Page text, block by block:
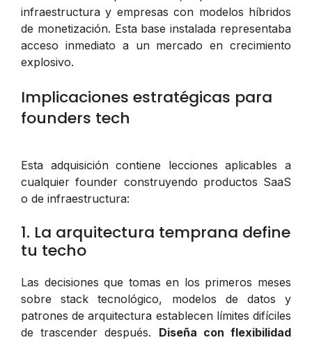
infraestructura y empresas con modelos híbridos
de monetización. Esta base instalada representaba
acceso inmediato a un mercado en crecimiento
explosivo.
Implicaciones estratégicas para
founders tech
Esta adquisición contiene lecciones aplicables a
cualquier founder construyendo productos SaaS
o de infraestructura:
1. La arquitectura temprana define
tu techo
Las decisiones que tomas en los primeros meses
sobre stack tecnológico, modelos de datos y
patrones de arquitectura establecen límites difíciles
de trascender después. Diseña con flexibilidad